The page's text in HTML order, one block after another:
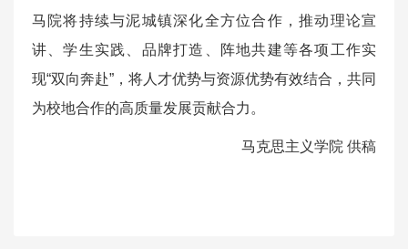
马院将持续与泥城镇深化全方位合作，推动理论宣
讲、学生实践、品牌打造、阵地共建等各项工作实
现“双向奔赴”，将人才优势与资源优势有效结合，共同
为校地合作的高质量发展贡献合力。
马克思主义学院 供稿